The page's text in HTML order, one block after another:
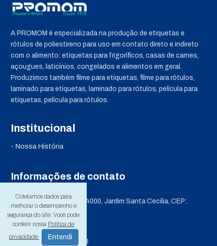
A PROMOM é especializada na produção de etiquetas e
rótulos de poliestireno para uso em contato direto e indireto
com o alimento: etiquetas para frigoríficos, casas de carnes,
açougues, laticínios, congelados e alimentos em geral.
Produzimos também filme para etiquetas, filme para rótulos,
laminado para etiquetas, laminado para rótulos, película para
etiquetas, película para rótulos.
Institucional
- Nossa História
Informações de contato
Av. Bandeirantes, nº 4000, Jardim Santa Cecilia, CEP:
16902-040
+55 (18) 3722-3789
+55 (18) 99801-1503
Coletamos dados para
melhorar o desempenho e
segurança do site. Você pode
conferir nossa Política de
privacidade